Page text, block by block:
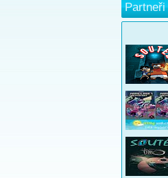
Partneři